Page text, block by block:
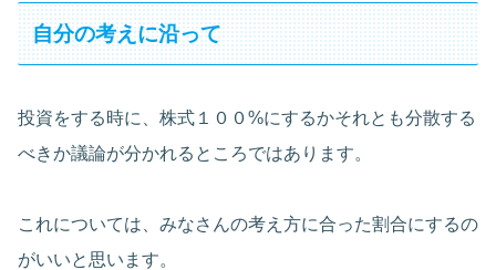
自分の考えに沿って
投資をする時に、株式１００%にするかそれとも分散する
べきか議論が分かれるところではあります。
これについては、みなさんの考え方に合った割合にするの
がいいと思います。